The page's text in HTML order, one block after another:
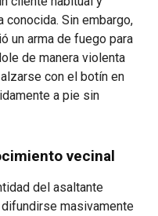
Sin embargo,
un arma de fuego para
de manera violenta
con el botín en
a pie sin
vecinal
del asaltante
masivamente